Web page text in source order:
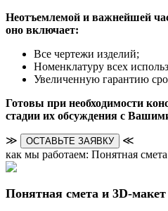
Неотъемлемой и важнейшей
оно включает:
Все чертежи изделий;
Номенклатуру всех
Увеличенную гарантию
Готовы при необходимости
стадии их обсуждения с
≫ ОСТАВЬТЕ ЗАЯВКУ
≪
как мы работаем: Понятная смета
Понятная смета и 3D-макет